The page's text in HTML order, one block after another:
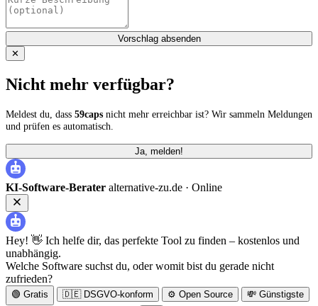
Vorschlag absenden
✕
Nicht mehr verfügbar?
Meldest du, dass 59caps nicht mehr erreichbar ist? Wir sammeln Meldungen
und prüfen es automatisch.
Ja, melden!
KI-Software-Berater alternative-zu.de · Online
Hey! 👋 Ich helfe dir, das perfekte Tool zu finden – kostenlos und
unabhängig.
Welche Software suchst du, oder womit bist du gerade nicht
zufrieden?
🟢 Gratis 🇩🇪 DSGVO-konform ⚙️ Open Source 💸 Günstigste